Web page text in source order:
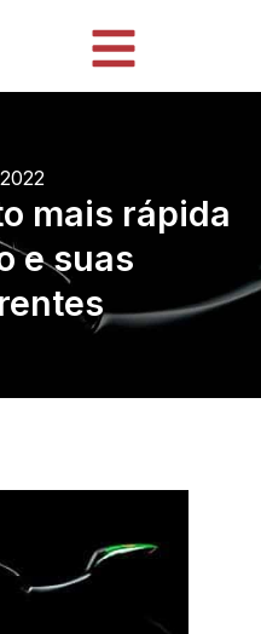
mais rápida
e suas